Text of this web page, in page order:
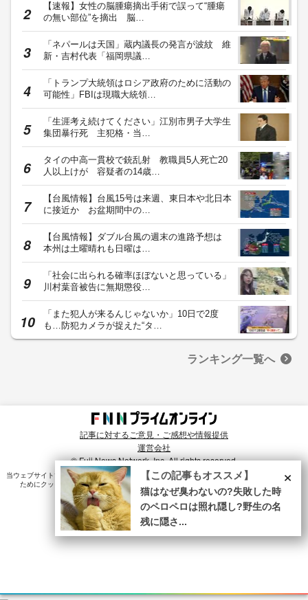
【速報】女性の脳腫瘍摘出手術で誤って“腫瘍
の無い部位”を摘出 脳…
「ネパールは天国」蔵内議長の発言が波紋 維
新・吉村代表「福岡県議…
「トランプ大統領はロシア政府のために活動の
可能性」FBIは現職大統領…
「生涯考え続けてください」江別市男子大学生
集団暴行死 主犯格・当…
タイの中高一貫校で銃乱射 教職員5人死亡20
人以上けが 容疑者の14歳…
【台風情報】台風15号は来週、東日本や北日本
に接近か お盆期間中の…
【台風情報】ダブル台風の週末の進路予想は
本州は土曜晴れも日曜は…
「社会に出られる確率ほぼないと思っている」
川村葉音被告に無期懲役…
「また犯人が来るんじゃないか」10日で2度
も…防犯カメラが捉えた“タ…
ランキング一覧へ
記事に対するご意見・ご感想や情報提供
運営会社
© Fuji News Network, Inc. All rights reserved.
当ウェブサイトでは、ユーザのニーズ・興味・関⼼に合致したコンテンツや広告配信を提供する
ためにクッキーを使⽤しています。詳細は、
プライバシーポリシー をご確認ください。×
【この記事もオススメ】
猫はなぜ臭わないの?失敗した時
のペロペロは照れ隠し?野生の名
残に隠さ...